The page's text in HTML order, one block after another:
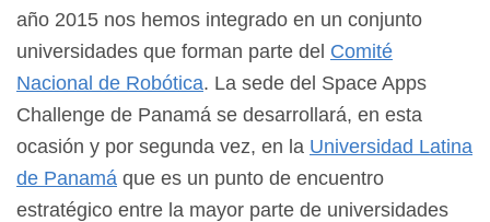
año 2015 nos hemos integrado en un conjunto
universidades que forman parte del Comité
Nacional de Robótica. La sede del Space Apps
Challenge de Panamá se desarrollará, en esta
ocasión y por segunda vez, en la Universidad Latina
de Panamá que es un punto de encuentro
estratégico entre la mayor parte de universidades